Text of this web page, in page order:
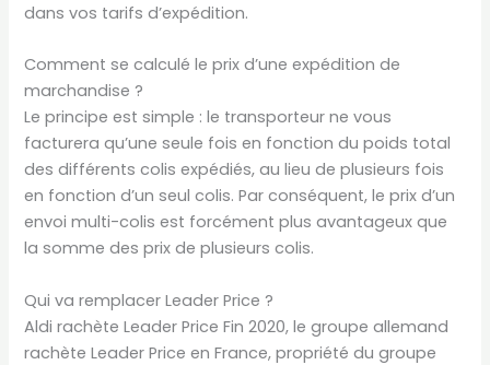
dans vos tarifs d’expédition.
Comment se calculé le prix d’une expédition de
marchandise ?
Le principe est simple : le transporteur ne vous
facturera qu’une seule fois en fonction du poids total
des différents colis expédiés, au lieu de plusieurs fois
en fonction d’un seul colis. Par conséquent, le prix d’un
envoi multi-colis est forcément plus avantageux que
la somme des prix de plusieurs colis.
Qui va remplacer Leader Price ?
Aldi rachète Leader Price Fin 2020, le groupe allemand
rachète Leader Price en France, propriété du groupe